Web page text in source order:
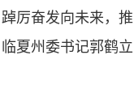
厉奋发向未来，推
夏州委书记郭鹤立